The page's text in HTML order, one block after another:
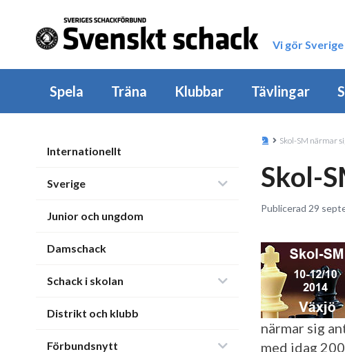
Vi gör
Spela Träna Klubbar Tävlingar
Internationellt
Sverige
Junior och ungdom
Damschack
Schack i skolan
Distrikt och klubb
Förbundsnytt
Skol-SM närmar
Skol-
Publicerad 29
närmar sig
med idag